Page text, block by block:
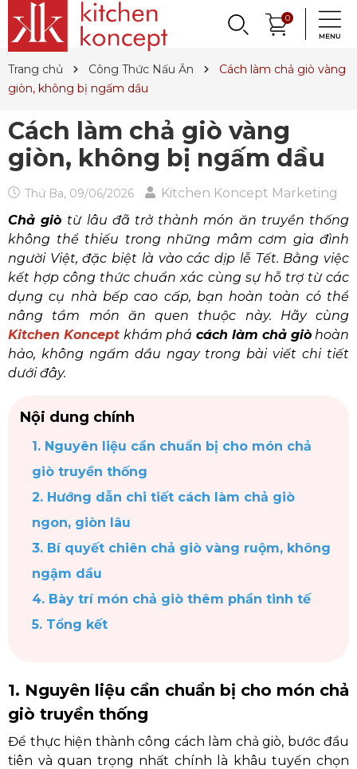
0
SALE TIN TỨC
QUAY LẠI NỒI, CHẢO
Nồi
Nồi Áp Suất
Wok
Khay Gang, Lò Nướng
Phụ Kiện Gang
QUAY LẠI DAO, KÉO
Dao
Dao Nhật
Kéo
QUAY LẠI
PHỤ KIỆN & TRANG
TRÍ BÀN ĂN
Tô, Chén, Dĩa
Trang Trí Bàn Ăn
Hũ Đựng Gia Vị
Khăn Bàn Ăn
QUAY LẠI PHỤ KIỆN BẾP
Dụng Cụ Nhà Bếp
Lót Nồi & Tay Cầm
Dụng Cụ Làm Kem
QUAY LẠI
DỤNG CỤ LÀM BÁNH
& MÌ Ý
Dụng Cụ Làm Pasta
Khay Nướng Bánh
QUAY LẠI
LY, BÌNH NƯỚC,
DECANTER
Ly Pha Lê
Ly Thủy Tinh
Bình Nước
QUAY LẠI PHỤ KIỆN RƯỢU
Đầu Rót
Bình Giữ Mát
Thiết Bị Sục Oxy
Máy Chiết Rượu
Dụng Cụ Pha Chế
Khui Rượu, Nút Chai
QUAY LẠI DANH MỤC KHÁC
Sản Phẩm Cho Bé
Tinh Dầu
Dung Dịch Sát Khuẩn
Bình, Ly & Hũ Giữ Nhiệt
Bình Trà
Trang chủ Công Thức Nấu Ăn
Cách làm chả giò vàng
giòn, không bị ngấm dầu
Cách làm chả giò vàng
giòn, không bị ngấm dầu
Thứ Ba, 09/06/2026
Kitchen Koncept Marketing
Chả giò từ lâu đã trở thành món ăn truyền thống
không thể thiếu trong những mâm cơm gia đình
người Việt, đặc biệt là vào các dịp lễ Tết. Bằng việc
kết hợp công thức chuẩn xác cùng sự hỗ trợ từ các
dụng cụ nhà bếp cao cấp, bạn hoàn toàn có thể
nâng tầm món ăn quen thuộc này. Hãy cùng
Kitchen Konceptkhám phá cách làm chả giòhoàn
hảo, không ngấm dầu ngay trong bài viết chi tiết
dưới đây.
Nội dung chính
1. Nguyên liệu cần chuẩn bị cho món chả
giò truyền thống
2. Hướng dẫn chi tiết cách làm chả giò
ngon, giòn lâu
3. Bí quyết chiên chả giò vàng ruộm, không
ngậm dầu
4. Bày trí món chả giò thêm phần tinh tế
5. Tổng kết
1. Nguyên liệu cần chuẩn bị cho món chả
giò truyền thống
Để thực hiện thành công cách làm chả giò, bước đầu
tiên và quan trọng nhất chính là khâu tuyển chọn